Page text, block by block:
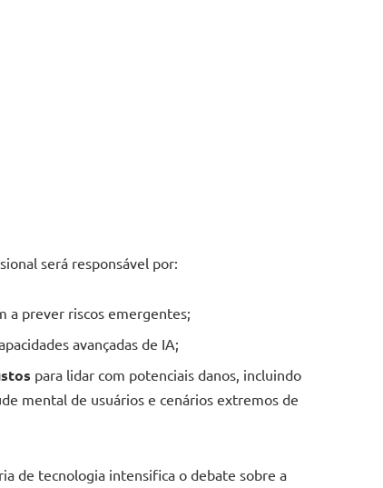
será responsável por:
a prever riscos emergentes;
avançadas de IA;
para lidar com potenciais danos, incluindo
mental de usuários e cenários extremos de
de tecnologia intensifica o debate sobre a